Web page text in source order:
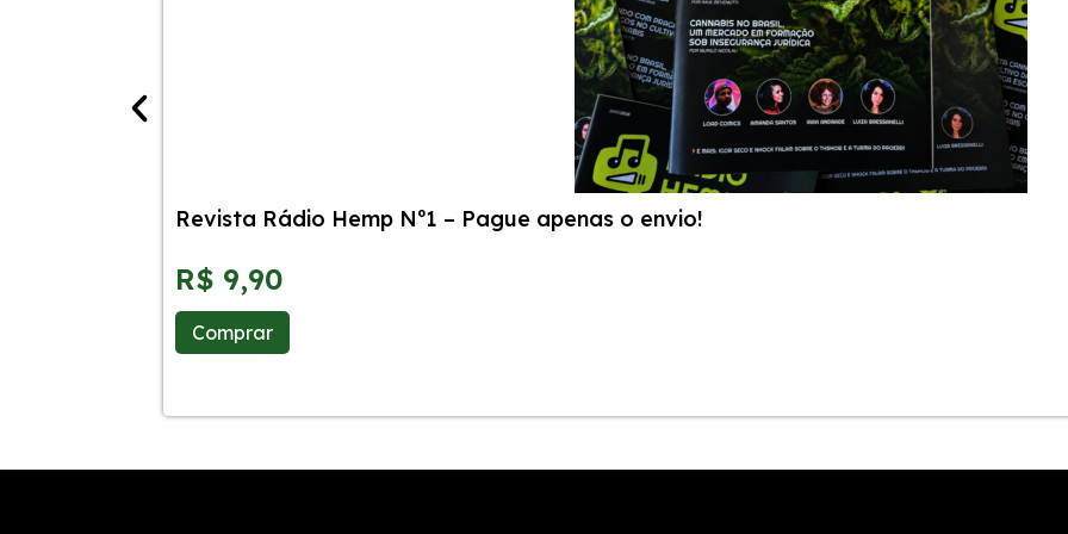
Revista Rádio Hemp Nº1 – Pague apenas o envio!
R$ 9,90
Comprar